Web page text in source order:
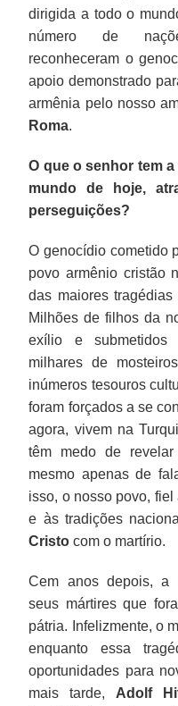
dirigida a todo o
número de
reconheceram o
apoio demonstrado
armênia pelo nosso
Roma.
O que o senhor tem
mundo de hoje,
perseguições?
O genocídio cometido
povo armênio cristão
das maiores
Milhões de filhos da
exílio e submetidos
milhares de
inúmeros tesouros
foram forçados a se
agora, vivem na
têm medo de
mesmo apenas de
isso, o nosso povo,
e às tradições
Cristo com o martírio.
Cem anos depois, a
seus mártires que
pátria. Infelizmente, o
enquanto essa
oportunidades para
mais tarde, Adolf